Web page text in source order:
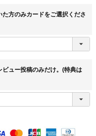
方のみカードをご選択くださ
ュー投稿のみだけ。(特典は